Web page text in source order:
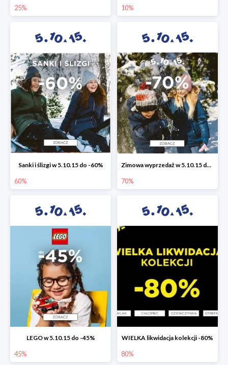
25% 10%
Sanki i ślizgi w 5.10.15 do -60%
60%
Zimowa wyprzedaż w 5.10.15 do -70%
70%
LEGO w 5.10.15 do -45%
45%
WIELKA likwidacja kolekcji -80%
80%